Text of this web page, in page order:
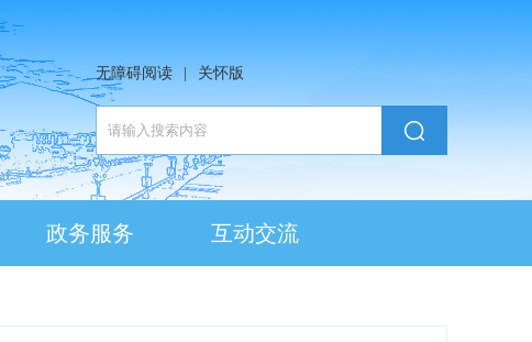
无障碍阅读 关怀版
政务服务 互动交流